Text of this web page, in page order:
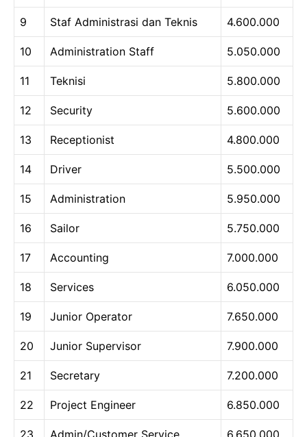
9 Staf Administrasi dan Teknis 4.600.000
10 Administration Staff 5.050.000
11 Teknisi 5.800.000
12 Security 5.600.000
13 Receptionist 4.800.000
14 Driver 5.500.000
15 Administration 5.950.000
16 Sailor 5.750.000
17 Accounting 7.000.000
18 Services 6.050.000
19 Junior Operator 7.650.000
20 Junior Supervisor 7.900.000
21 Secretary 7.200.000
22 Project Engineer 6.850.000
23 Admin/Customer Service 6.650.000